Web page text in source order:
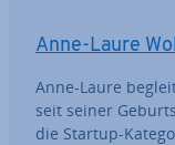
Anne-Laure
Anne-Laure
seit seiner
die Startup-